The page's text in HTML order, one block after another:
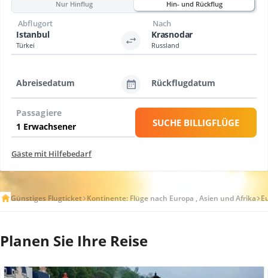
Nur Hinflug Hin- und Rückflug
Istanbul
Türkei
Abflugort
Krasnodar
Russland
Nach
Abreisedatum Rückflugdatum
Passagiere
SUCHE BILLIGFLÜGE
Gäste mit Hilfebedarf
Günstiges Flugticket Kontinente: Flüge nach Europa , Asien und Afrika
Planen Sie Ihre Reise